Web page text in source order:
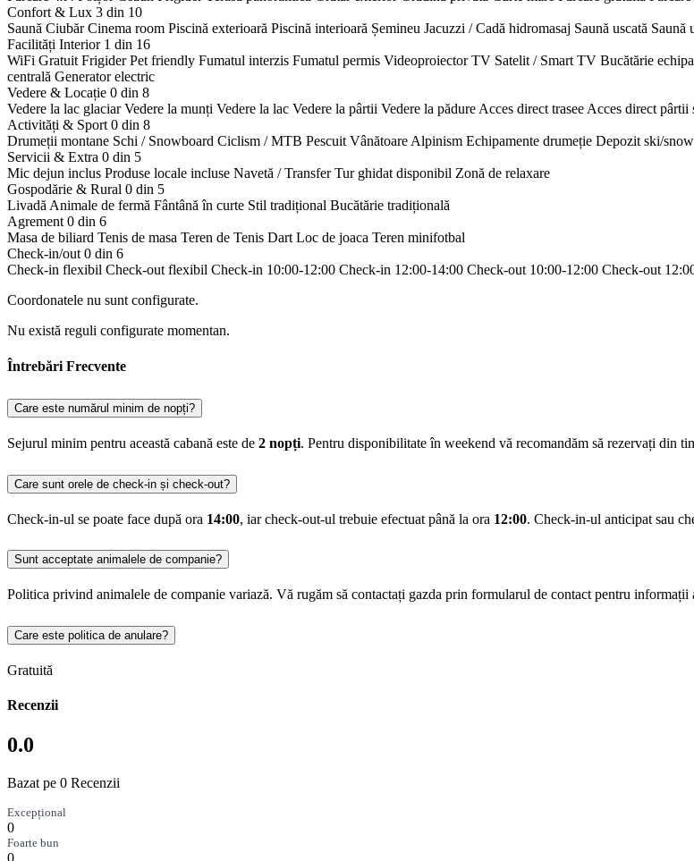
Confort & Lux 3 din 10
Saună Ciubăr Cinema room Piscină exterioară Piscină interioară Șemineu Jacuzzi / Cadă hidromasaj Saună uscată Saună
Facilități Interior 1 din 16
WiFi Gratuit Frigider Pet friendly Fumatul interzis Fumatul permis Videoproiector TV Satelit / Smart TV Bucătărie
centrală Generator electric
Vedere & Locație 0 din 8
Vedere la lac glaciar Vedere la munți Vedere la lac Vedere la pârtii Vedere la pădure Acces direct trasee Acces direct pârtii
Activități & Sport 0 din 8
Drumeții montane Schi / Snowboard Ciclism / MTB Pescuit Vânătoare Alpinism Echipamente drumeție Depozit ski/
Servicii & Extra 0 din 5
Mic dejun inclus Produse locale incluse Navetă / Transfer Tur ghidat disponibil Zonă de relaxare
Gospodărie & Rural 0 din 5
Livadă Animale de fermă Fântână în curte Stil tradițional Bucătărie tradițională
Agrement 0 din 6
Masa de biliard Tenis de masa Teren de Tenis Dart Loc de joaca Teren minifotbal
Check-in/out 0 din 6
Check-in flexibil Check-out flexibil Check-in 10:00-12:00 Check-in 12:00-14:00 Check-out 10:00-12:00 Check-out
Coordonatele nu sunt configurate.
Nu există reguli configurate momentan.
Întrebări Frecvente
Care este numărul minim de nopți?
Sejurul minim pentru această cabană este de 2 nopți. Pentru disponibilitate în weekend vă recomandăm să rezervați din
Care sunt orele de check-in și check-out?
Check-in-ul se poate face după ora 14:00, iar check-out-ul trebuie efectuat până la ora 12:00. Check-in-ul anticipat sau
Sunt acceptate animalele de companie?
Politica privind animalele de companie variază. Vă rugăm să contactați gazda prin formularul de contact pentru informații
Care este politica de anulare?
Gratuită
Recenzii
0.0
Bazat pe 0 Recenzii
Excepțional
0
Foarte bun
0